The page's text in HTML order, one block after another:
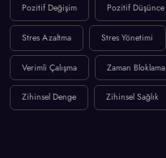
Pozitif Değişim Pozitif Düşünce
Stres Azaltma Stres Yönetimi
Verimli Çalışma Zaman Bloklama
Zihinsel Denge Zihinsel Sağlık